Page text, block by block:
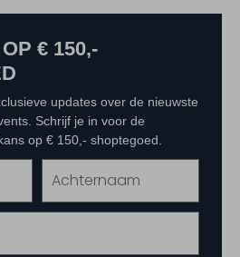
€ 150,-
updates over de nieuwste
Schrijf je in voor de
op € 150,- shoptegoed.